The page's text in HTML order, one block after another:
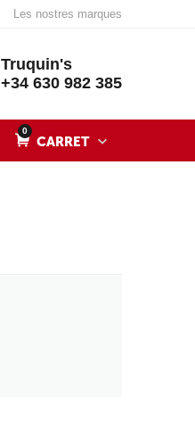
Les nostres marques
Truquin's
+34 630 982 385
0
CARRET